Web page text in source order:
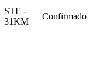
STE -
31KM
Confirmado